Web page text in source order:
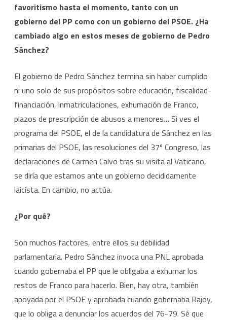
favoritismo hasta el momento, tanto con un
gobierno del PP como con un gobierno del PSOE. ¿Ha
cambiado algo en estos meses de gobierno de Pedro
Sánchez?
El gobierno de Pedro Sánchez termina sin haber cumplido
ni uno solo de sus propósitos sobre educación, fiscalidad-
financiación, inmatriculaciones, exhumación de Franco,
plazos de prescripción de abusos a menores… Si ves el
programa del PSOE, el de la candidatura de Sánchez en las
primarias del PSOE, las resoluciones del 37º Congreso, las
declaraciones de Carmen Calvo tras su visita al Vaticano,
se diría que estamos ante un gobierno decididamente
laicista. En cambio, no actúa.
¿Por qué?
Son muchos factores, entre ellos su debilidad
parlamentaria. Pedro Sánchez invoca una PNL aprobada
cuando gobernaba el PP que le obligaba a exhumar los
restos de Franco para hacerlo. Bien, hay otra, también
apoyada por el PSOE y aprobada cuando gobernaba Rajoy,
que lo obliga a denunciar los acuerdos del 76-79. Sé que